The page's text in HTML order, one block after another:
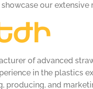
our
of advanced
in the plastics
producing, and